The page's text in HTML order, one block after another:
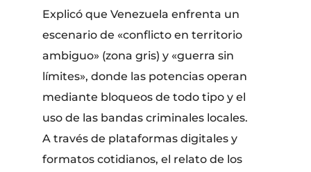
Explicó que Venezuela enfrenta un
escenario de «conflicto en territorio
ambiguo» (zona gris) y «guerra sin
límites», donde las potencias operan
mediante bloqueos de todo tipo y el
uso de las bandas criminales locales.
​A través de plataformas digitales y
formatos cotidianos, el relato de los